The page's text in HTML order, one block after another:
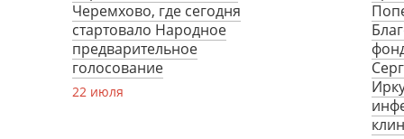
Черемхово, где сегодня
стартовало Народное
предварительное
голосование
22 июля